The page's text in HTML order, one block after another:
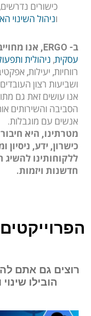
כישורים
וניהול השינוי
ב- ERGO, אנו מחוייבים ללקוחותינו
עסקית, ניהולית
רווחיות, יעילות,
ושביעות רצון
אנו עושים זאת גם
הסביבה והשירותים
אנשים עם מוגבלות.
מטרתינו, היא
כישרון, ידע,
ללקוחותינו להשיג
חדשנות ויזמות.
רוצים גם אתם
הובילו